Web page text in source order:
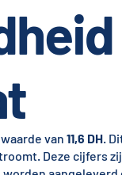
van 11,6 DH.
Deze cijfers